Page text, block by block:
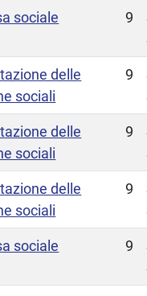
sociale 9
delle
sociali
9
delle
sociali
9
delle
sociali
9
sociale 9